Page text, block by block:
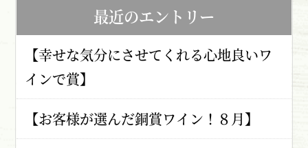
最近のエントリー
【幸せな気分にさせてくれる心地良いワ
インで賞】
【お客様が選んだ銅賞ワイン！８月】